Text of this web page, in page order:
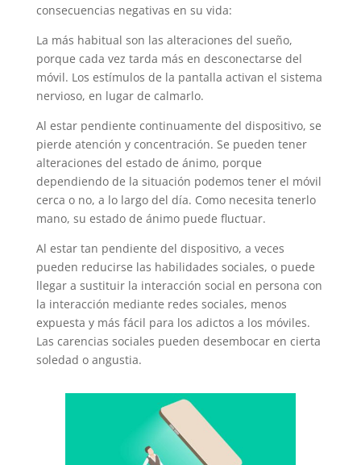
consecuencias negativas en su vida:
La más habitual son las alteraciones del sueño,
porque cada vez tarda más en desconectarse del
móvil. Los estímulos de la pantalla activan el sistema
nervioso, en lugar de calmarlo.
Al estar pendiente continuamente del dispositivo, se
pierde atención y concentración. Se pueden tener
alteraciones del estado de ánimo, porque
dependiendo de la situación podemos tener el móvil
cerca o no, a lo largo del día. Como necesita tenerlo
mano, su estado de ánimo puede fluctuar.
Al estar tan pendiente del dispositivo, a veces
pueden reducirse las habilidades sociales, o puede
llegar a sustituir la interacción social en persona con
la interacción mediante redes sociales, menos
expuesta y más fácil para los adictos a los móviles.
Las carencias sociales pueden desembocar en cierta
soledad o angustia.